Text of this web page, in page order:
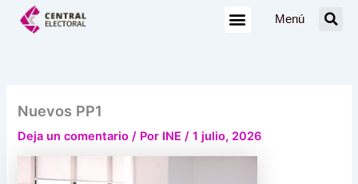
Menú
Nuevos PP1
Deja un comentario / Por INE/1 julio, 2026